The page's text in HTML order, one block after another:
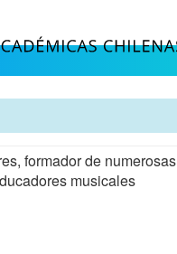
formador de numerosas
musicales